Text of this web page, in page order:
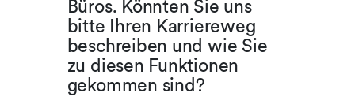
Büros. Könnten Sie uns
bitte Ihren Karriereweg
beschreiben und wie Sie
zu diesen Funktionen
gekommen sind?